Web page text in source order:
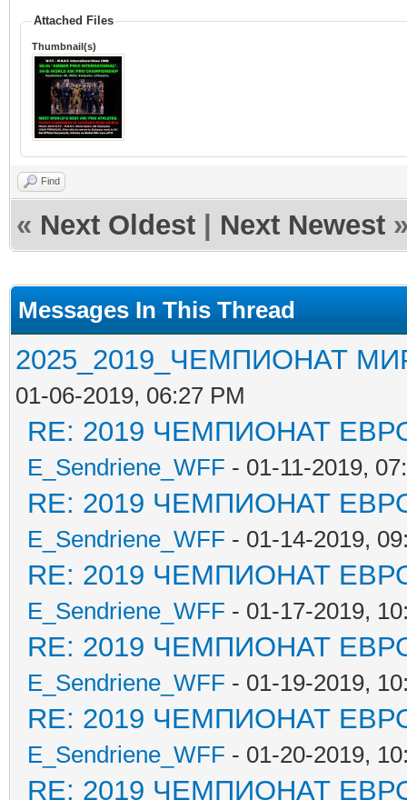
Attached Files
Thumbnail(s)
Find
« Next Oldest Next Newest
Messages In This Thread
2025_2019_ЧЕМПИОНАТ
01-06-2019, 06:27 PM
RE: 2019 ЧЕМПИОНАТ
E_Sendriene_WFF - 01-11-2019,
RE: 2019 ЧЕМПИОНАТ
E_Sendriene_WFF - 01-14-2019,
RE: 2019 ЧЕМПИОНАТ
E_Sendriene_WFF - 01-17-2019,
RE: 2019 ЧЕМПИОНАТ
E_Sendriene_WFF - 01-19-2019,
RE: 2019 ЧЕМПИОНАТ
E_Sendriene_WFF - 01-20-2019,
RE: 2019 ЧЕМПИОНАТ